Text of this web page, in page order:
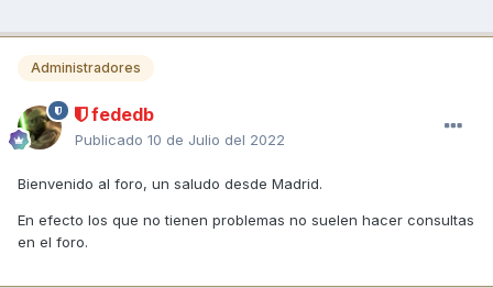
Administradores
fededb
Publicado 10 de Julio del 2022
Bienvenido al foro, un saludo desde Madrid.
En efecto los que no tienen problemas no suelen hacer consultas
en el foro.